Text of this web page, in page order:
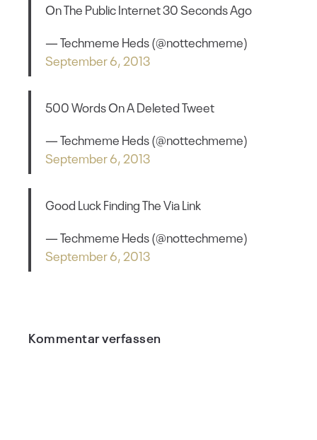
On The Public Internet 30 Seconds Ago
— Techmeme Heds (@nottechmeme)
September 6, 2013
500 Words On A Deleted Tweet
— Techmeme Heds (@nottechmeme)
September 6, 2013
Good Luck Finding The Via Link
— Techmeme Heds (@nottechmeme)
September 6, 2013
Kommentar verfassen